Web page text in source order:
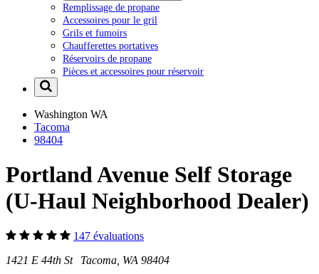
Remplissage de propane
Accessoires pour le gril
Grils et fumoirs
Chaufferettes portatives
Réservoirs de propane
Pièces et accessoires pour réservoir
Washington WA
Tacoma
98404
Portland Avenue Self Storage
(U-Haul Neighborhood Dealer)
147 évaluations
1421 E 44th St Tacoma, WA 98404